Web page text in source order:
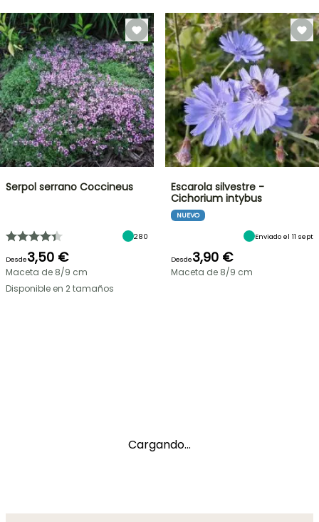
Serpol serrano Coccineus
280
Desde3,50 €
Maceta de 8/9 cm
Disponible en 2 tamaños
Escarola silvestre -
Cichorium intybus
NUEVO
Enviado el 11 sept
Desde3,90 €
Maceta de 8/9 cm
Cargando...